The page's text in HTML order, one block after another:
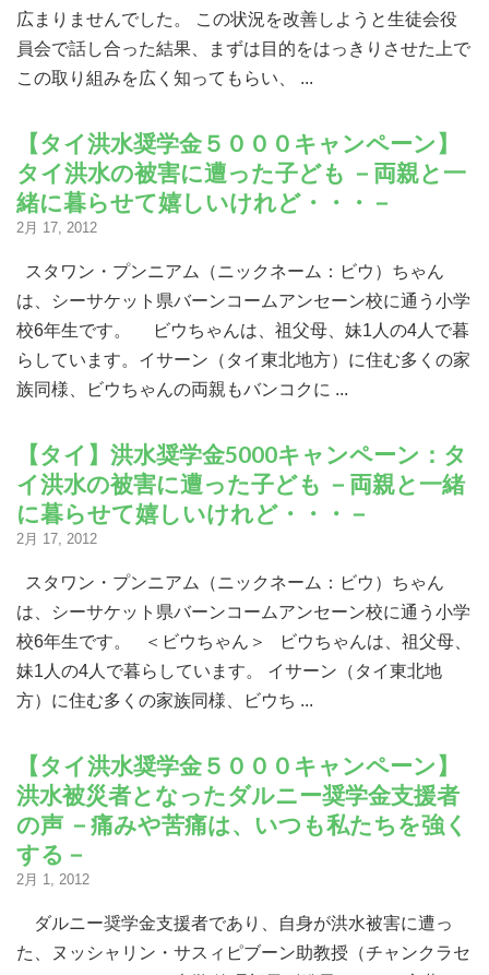
広まりませんでした。 この状況を改善しようと生徒会役
員会で話し合った結果、まずは目的をはっきりさせた上で
この取り組みを広く知ってもらい、 ...
【タイ洪水奨学金５０００キャンペーン】
タイ洪水の被害に遭った子ども －両親と一
緒に暮らせて嬉しいけれど・・・－
2月 17, 2012
スタワン・プンニアム（ニックネーム：ビウ）ちゃん
は、シーサケット県バーンコームアンセーン校に通う小学
校6年生です。 ビウちゃんは、祖父母、妹1人の4人で暮
らしています。イサーン（タイ東北地方）に住む多くの家
族同様、ビウちゃんの両親もバンコクに ...
【タイ】洪水奨学金5000キャンペーン：タ
イ洪水の被害に遭った子ども －両親と一緒
に暮らせて嬉しいけれど・・・－
2月 17, 2012
スタワン・プンニアム（ニックネーム：ビウ）ちゃん
は、シーサケット県バーンコームアンセーン校に通う小学
校6年生です。 ＜ビウちゃん＞ ビウちゃんは、祖父母、
妹1人の4人で暮らしています。 イサーン（タイ東北地
方）に住む多くの家族同様、ビウち ...
【タイ洪水奨学金５０００キャンペーン】
洪水被災者となったダルニー奨学金支援者
の声 －痛みや苦痛は、いつも私たちを強く
する－
2月 1, 2012
ダルニー奨学金支援者であり、自身が洪水被害に遭っ
た、ヌッシャリン・サスィピブーン助教授（チャンクラセ